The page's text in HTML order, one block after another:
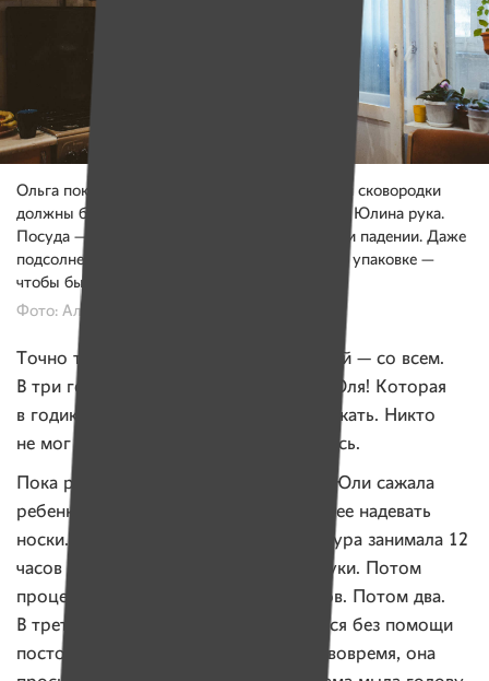
Ольга показывает Юлину кухню — кастрюли и сковородки
должны быть легкими, чтобы их выдерживала Юлина рука.
Посуда — пластиковой, чтобы не побилась при падении. Даже
подсолнечное масло выбирали в специальной упаковке —
чтобы было удобно хватать рукой.
Фото: Александр Васюкович, Имена
Точно так же было с чашкой, с книжкой — со всем.
В три года Юля ела самостоятельно. Юля! Которая
в годик еще голову не умела сама держать. Никто
не мог в это поверить, но это случилось.
Пока рыдала на кухне бабушка, мама Юли сажала
ребенка на стульчик в ванной и учила ее надевать
носки. Сначала эта несложная процедура занимала 12
часов — совсем не слушались Юлю руки. Потом
процедура стала занимать шесть часов. Потом два.
В третьем классе Юля начала одеваться без помощи
посторонних. Чтобы успеть в школу вовремя, она